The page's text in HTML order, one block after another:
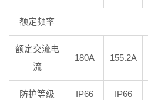
额定频率
额定交流电
流
180A 155.2A
防护等级 IP66 IP66